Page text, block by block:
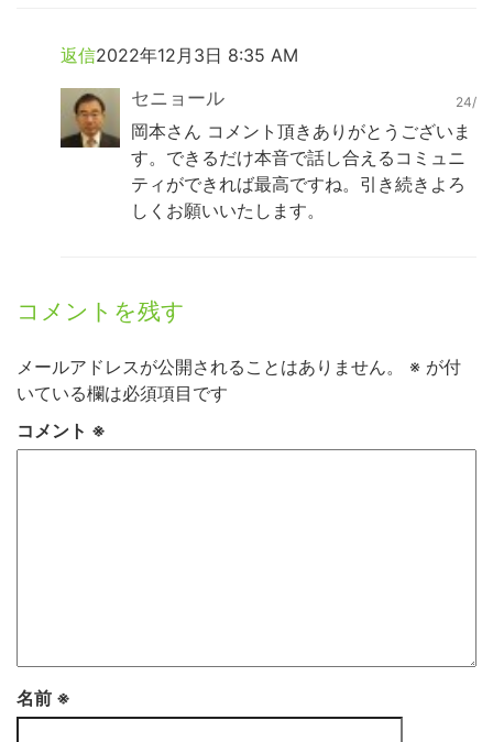
返信2022年12月3日 8:35 AM
セニョール
24/
岡本さん コメント頂きありがとうございま
す。できるだけ本音で話し合えるコミュニ
ティができれば最高ですね。引き続きよろ
しくお願いいたします。
コメントを残す
メールアドレスが公開されることはありません。 ※ が付
いている欄は必須項目です
コメント ※
名前 ※